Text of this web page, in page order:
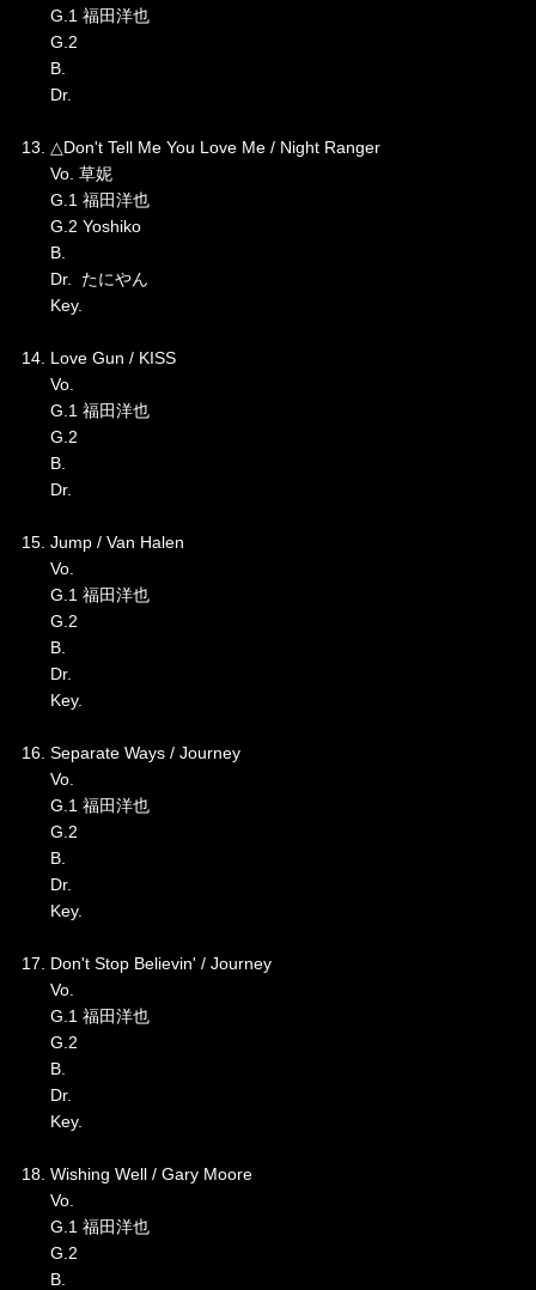
G.1 福田洋也
G.2
B.
Dr.
13. △Don't Tell Me You Love Me / Night Ranger
Vo. 草妮
G.1 福田洋也
G.2 Yoshiko
B.
Dr. たにやん
Key.
14. Love Gun / KISS
Vo.
G.1 福田洋也
G.2
B.
Dr.
15. Jump / Van Halen
Vo.
G.1 福田洋也
G.2
B.
Dr.
Key.
16. Separate Ways / Journey
Vo.
G.1 福田洋也
G.2
B.
Dr.
Key.
17. Don't Stop Believin' / Journey
Vo.
G.1 福田洋也
G.2
B.
Dr.
Key.
18. Wishing Well / Gary Moore
Vo.
G.1 福田洋也
G.2
B.